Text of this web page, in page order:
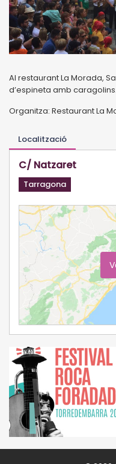
Al restaurant La Morada,
d’espineta amb caragolins.
Organitza: Restaurant La
Localització
C/ Natzaret
Tarragona